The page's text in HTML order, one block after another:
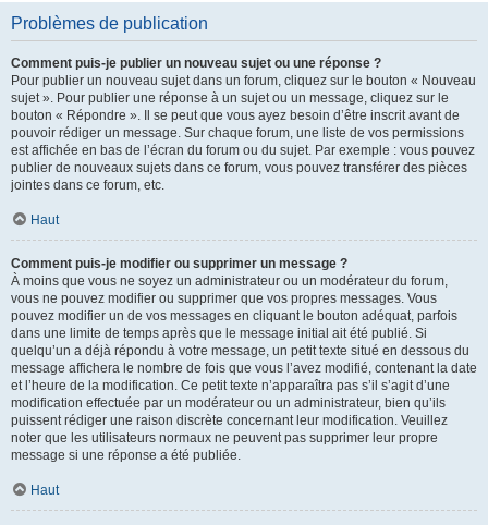
Problèmes de publication
Comment puis-je publier un nouveau sujet ou une réponse ?
Pour publier un nouveau sujet dans un forum, cliquez sur le bouton « Nouveau
sujet ». Pour publier une réponse à un sujet ou un message, cliquez sur le
bouton « Répondre ». Il se peut que vous ayez besoin d’être inscrit avant de
pouvoir rédiger un message. Sur chaque forum, une liste de vos permissions
est affichée en bas de l’écran du forum ou du sujet. Par exemple : vous pouvez
publier de nouveaux sujets dans ce forum, vous pouvez transférer des pièces
jointes dans ce forum, etc.
Haut
Comment puis-je modifier ou supprimer un message ?
À moins que vous ne soyez un administrateur ou un modérateur du forum,
vous ne pouvez modifier ou supprimer que vos propres messages. Vous
pouvez modifier un de vos messages en cliquant le bouton adéquat, parfois
dans une limite de temps après que le message initial ait été publié. Si
quelqu’un a déjà répondu à votre message, un petit texte situé en dessous du
message affichera le nombre de fois que vous l’avez modifié, contenant la date
et l’heure de la modification. Ce petit texte n’apparaîtra pas s’il s’agit d’une
modification effectuée par un modérateur ou un administrateur, bien qu’ils
puissent rédiger une raison discrète concernant leur modification. Veuillez
noter que les utilisateurs normaux ne peuvent pas supprimer leur propre
message si une réponse a été publiée.
Haut